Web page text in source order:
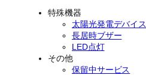
特殊機器
太陽光発電デバイス
長居時ブザー
LED点灯
その他
保留中サービス